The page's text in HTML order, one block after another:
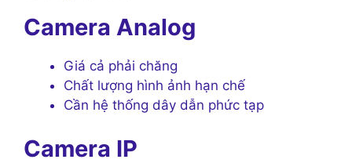
Camera Analog
Giá cả phải chăng
Chất lượng hình ảnh hạn chế
Cần hệ thống dây dẫn phức tạp
Camera IP